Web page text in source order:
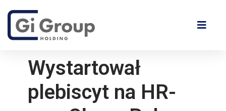
Wystartował
plebiscyt na HR-